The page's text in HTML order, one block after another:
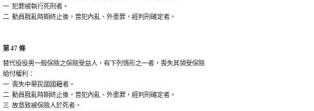
一  犯罪被執行死刑者。
二  動員戡亂時期終止後，曾犯內亂、外患罪，經判刑確定者。
第 47 條
替代役役男一般保險之保險受益人，有下列情形之一者，喪失其領受保險
給付權利：
一  喪失中華民國國籍者。
二  動員戡亂時期終止後，曾犯內亂、外患罪，經判刑確定者。
三  故意致被保險人於死者。